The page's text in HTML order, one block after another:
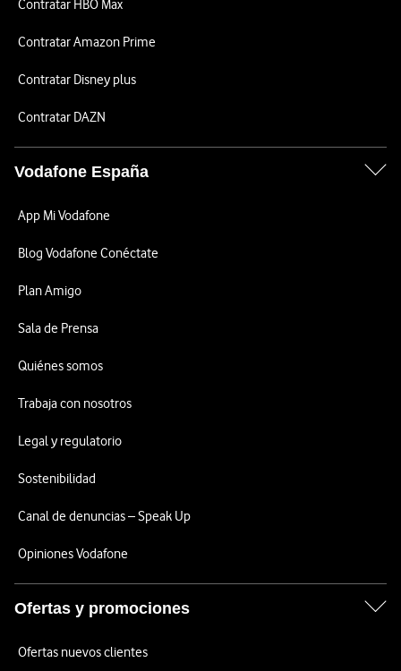
Contratar HBO Max
Contratar Amazon Prime
Contratar Disney plus
Contratar DAZN
Vodafone España
App Mi Vodafone
Blog Vodafone Conéctate
Plan Amigo
Sala de Prensa
Quiénes somos
Trabaja con nosotros
Legal y regulatorio
Sostenibilidad
Canal de denuncias – Speak Up
Opiniones Vodafone
Ofertas y promociones
Ofertas nuevos clientes